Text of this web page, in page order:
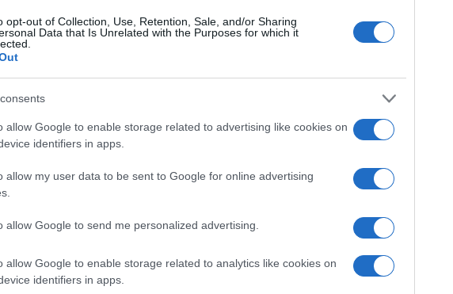
opt-out of Collection, Use, Retention, Sale, and/or Sharing
Data that Is Unrelated with the Purposes for which it
allow Google to enable storage related to advertising like cookies on
identifiers in apps.
allow my user data to be sent to Google for online advertising
allow Google to send me personalized advertising.
allow Google to enable storage related to analytics like cookies on
identifiers in apps.
2026 il fatturato ha raggiunto i26 milioni di
familiare, un tratto che continua a
professionale
nazionale è avvenuto con gradualità e scelte
e
di nuovi format e servizi. Un momento
per un matrimonio al Castello di
. Dopo un viaggio di studio negli Stati
avanzato per il catering, capace di gestire